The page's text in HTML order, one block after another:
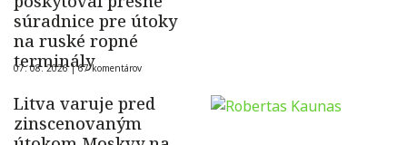
súradnice pre útoky
na ruské ropné
terminály
07. 08. 2026 |67 komentárov
Litva varuje pred
zinscenovaným